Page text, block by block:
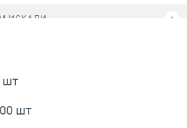
ИСКАЛИ
шт
шт